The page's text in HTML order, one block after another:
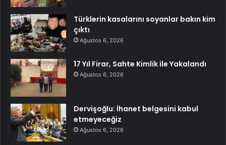
Türklerin kasalarını soyanlar bakın kim
çıktı
Ağustos 6, 2026
17 Yıl Firar, Sahte Kimlik ile Yakalandı
Ağustos 6, 2026
Dervişoğlu: İhanet belgesini kabul
etmeyeceğiz
Ağustos 6, 2026